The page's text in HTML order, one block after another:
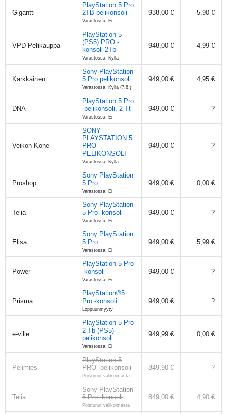
Gigantti
PlayStation 5 Pro
2TB pelikonsoli
Varastossa: Ei
938,00 € 5,90 €
VPD Pelikauppa
PlayStation 5
(PS5) PRO -
konsoli 2Tb
Varastossa: Kyllä
948,00 € 4,99 €
Kärkkäinen
Sony PlayStation
5 Pro pelikonsoli
Varastossa: Kyllä (7.8.)
949,00 € 4,95 €
DNA
PlayStation 5 Pro
-pelikonsoli, 2 Tt
Varastossa: Ei
949,00 € ?
Veikon Kone
SONY
PLAYSTATION 5
PRO
PELIKONSOLI
Varastossa: Kyllä
949,00 € ?
Proshop
Sony PlayStation
5 Pro
Varastossa: Ei
949,00 € 0,00 €
Telia
Sony PlayStation
5 Pro -konsoli
Varastossa: Ei
949,00 € ?
Elisa
Sony PlayStation
5 Pro
Varastossa: Ei
949,00 € 5,99 €
Power
PlayStation 5 Pro
-konsoli
Varastossa: Ei
949,00 € ?
Prisma
PlayStation®5
Pro -konsoli
Loppuunmyyty
949,00 € ?
e-ville
PlayStation 5 Pro
2 Tb (PS5)
pelikonsoli
Varastossa: Ei
949,99 € 0,00 €
Pelimies
PlayStation 5
PRO -pelikonsoli
Poistunut valikoimasta
849,90 € ?
Telia
Sony PlayStation
5 Pro -konsoli
Poistunut valikoimasta
849,00 € 4,90 €